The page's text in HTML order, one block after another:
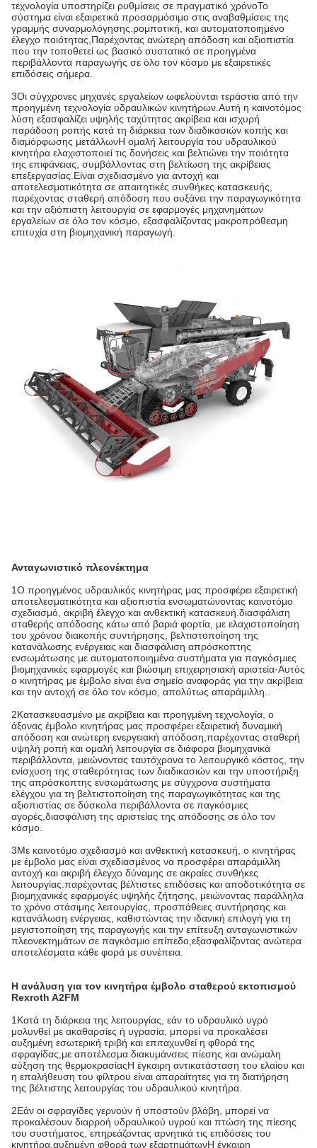
τεχνολογία υποστηρίζει ρυθμίσεις σε πραγματικό χρόνοΤο
σύστημα είναι εξαιρετικά προσαρμόσιμο στις αναβαθμίσεις της
γραμμής συναρμολόγησης.ρομποτική, και αυτοματοποιημένο
έλεγχο ποιότητας,Παρέχοντας ανώτερη απόδοση και αξιοπιστία
που την τοποθετεί ως βασικό συστατικό σε προηγμένα
περιβάλλοντα παραγωγής σε όλο τον κόσμο με εξαιρετικές
επιδόσεις σήμερα.
3Οι σύγχρονες μηχανές εργαλείων ωφελούνται τεράστια από την
προηγμένη τεχνολογία υδραυλικών κινητήρων.Αυτή η καινοτόμος
λύση εξασφαλίζει υψηλής ταχύτητας ακρίβεια και ισχυρή
παράδοση ροπής κατά τη διάρκεια των διαδικασιών κοπής και
διαμόρφωσης μετάλλωνΗ ομαλή λειτουργία του υδραυλικού
κινητήρα ελαχιστοποιεί τις δονήσεις και βελτιώνει την ποιότητα
της επιφάνειας, συμβάλλοντας στη βελτίωση της ακρίβειας
επεξεργασίας.Είναι σχεδιασμένο για αντοχή και
αποτελεσματικότητα σε απαιτητικές συνθήκες κατασκευής,
παρέχοντας σταθερή απόδοση που αυξάνει την παραγωγικότητα
και την αξιόπιστη λειτουργία σε εφαρμογές μηχανημάτων
εργαλείων σε όλο τον κόσμο, εξασφαλίζοντας μακροπρόθεσμη
επιτυχία στη βιομηχανική παραγωγή.
Ανταγωνιστικό πλεονέκτημα
1Ο προηγμένος υδραυλικός κινητήρας μας προσφέρει εξαιρετική
αποτελεσματικότητα και αξιοπιστία ενσωματώνοντας καινοτόμο
σχεδιασμό, ακριβή έλεγχο και ανθεκτική κατασκευή.διασφάλιση
σταθερής απόδοσης κάτω από βαριά φορτία, με ελαχιστοποίηση
του χρόνου διακοπής συντήρησης, βελτιστοποίηση της
κατανάλωσης ενέργειας και διασφάλιση απρόσκοπτης
ενσωμάτωσης με αυτοματοποιημένα συστήματα για παγκόσμιες
βιομηχανικές εφαρμογές και βιώσιμη επιχειρησιακή αριστεία·Αυτός
ο κινητήρας με έμβολο είναι ένα σημείο αναφοράς για την ακρίβεια
και την αντοχή σε όλο τον κόσμο, απολύτως απαράμιλλη..
2Κατασκευασμένο με ακρίβεια και προηγμένη τεχνολογία, ο
άξονας έμβολο κινητήρας μας προσφέρει εξαιρετική δυναμική
απόδοση και ανώτερη ενεργειακή απόδοση,παρέχοντας σταθερή
υψηλή ροπή και ομαλή λειτουργία σε διάφορα βιομηχανικά
περιβάλλοντα, μειώνοντας ταυτόχρονα το λειτουργικό κόστος, την
ενίσχυση της σταθερότητας των διαδικασιών και την υποστήριξη
της απρόσκοπτης ενσωμάτωσης με σύγχρονα συστήματα
ελέγχου για τη βελτιστοποίηση της παραγωγικότητας και της
αξιοπιστίας σε δύσκολα περιβάλλοντα σε παγκόσμιες
αγορές,διασφάλιση της αριστείας της απόδοσης σε όλο τον
κόσμο.
3Με καινοτόμο σχεδιασμό και ανθεκτική κατασκευή, ο κινητήρας
με έμβολο μας είναι σχεδιασμένος να προσφέρει απαράμιλλη
αντοχή και ακριβή έλεγχο δύναμης σε ακραίες συνθήκες
λειτουργίας.παρέχοντας βέλτιστες επιδόσεις και αποδοτικότητα σε
βιομηχανικές εφαρμογές υψηλής ζήτησης, μειώνοντας παράλληλα
το χρόνο στάσιμης λειτουργίας, προσπάθειες συντήρησης και
κατανάλωση ενέργειας, καθιστώντας την ιδανική επιλογή για τη
μεγιστοποίηση της παραγωγής και την επίτευξη ανταγωνιστικών
πλεονεκτημάτων σε παγκόσμιο επίπεδο,εξασφαλίζοντας ανώτερα
αποτελέσματα κάθε φορά με συνέπεια.
Η ανάλυση για τον κινητήρα έμβολο σταθερού εκτοπισμού
Rexroth A2FM
1Κατά τη διάρκεια της λειτουργίας, εάν το υδραυλικό υγρό
μολυνθεί με ακαθαρσίες ή υγρασία, μπορεί να προκαλέσει
αυξημένη εσωτερική τριβή και επιταχυνθεί η φθορά της
σφραγίδας,με αποτέλεσμα διακυμάνσεις πίεσης και ανώμαλη
αύξηση της θερμοκρασίαςΗ έγκαιρη αντικατάσταση του ελαίου και
η επαλήθευση του φίλτρου είναι απαραίτητες για τη διατήρηση
της βέλτιστης λειτουργίας του υδραυλικού κινητήρα.
2Εάν οι σφραγίδες γερνούν ή υποστούν βλάβη, μπορεί να
προκαλέσουν διαρροή υδραυλικού υγρού και πτώση της πίεσης
του συστήματος, επηρεάζοντας αρνητικά τις επιδόσεις του
κινητήρα.αυξημένη φθορά των εξαρτημάτωνΗ έγκαιρη